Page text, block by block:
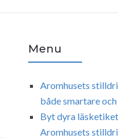
Menu
Aromhusets
både smartare
Byt dyra
Aromhusets